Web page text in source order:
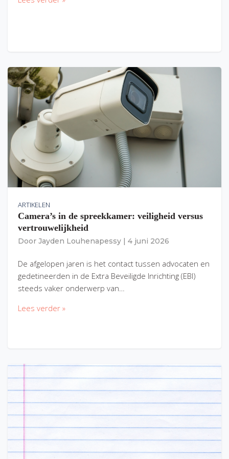
ARTIKELEN
Camera’s in de spreekkamer: veiligheid versus
vertrouwelijkheid
Door Jayden Louhenapessy 4 juni 2026
De afgelopen jaren is het contact tussen advocaten en
gedetineerden in de Extra Beveiligde Inrichting (EBI)
steeds vaker onderwerp van…
Lees verder »